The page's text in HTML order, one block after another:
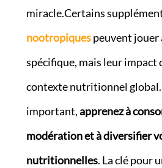
miracle.Certains
nootropiquespeuvent jouer
spécifique, mais leur impact
contexte nutritionnel
important,apprenez à
modération et à diversifier
nutritionnelles. La clé pour